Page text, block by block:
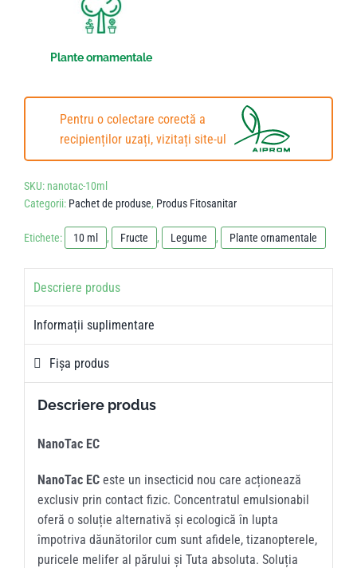
Plante ornamentale
Pentru o colectare corectă a
recipienților uzați, vizitați site-ul
SKU: nanotac-10ml
Categorii: Pachet de produse, Produs Fitosanitar
Etichete: 10 ml , Fructe , Legume , Plante ornamentale
Descriere produs
Informații suplimentare
Fișa produs
Descriere produs
NanoTac EC
NanoTac ECeste un insecticid nou care acționează
exclusiv prin contact fizic. Concentratul emulsionabil
oferă o soluție alternativă și ecologică în lupta
împotriva dăunătorilor cum sunt afidele, tizanopterele,
puricele melifer al părului și Tuta absoluta. Soluția